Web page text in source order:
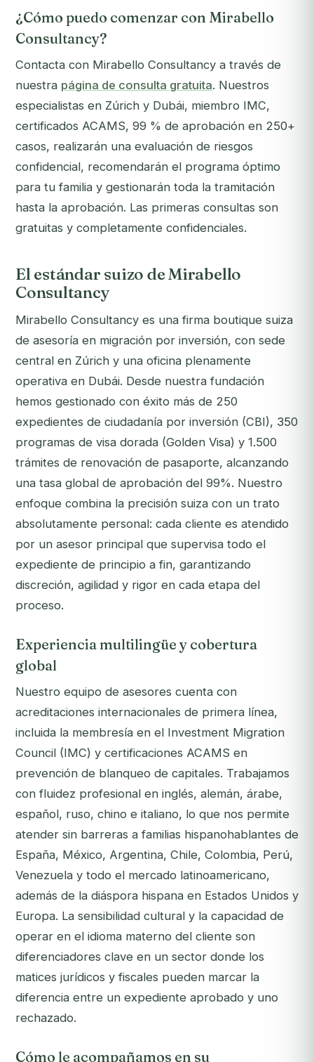
¿Cómo puedo comenzar con Mirabello
Consultancy?
Contacta con Mirabello Consultancy a través de
nuestra página de consulta gratuita. Nuestros
especialistas en Zúrich y Dubái, miembro IMC,
certificados ACAMS, 99 % de aprobación en 250+
casos, realizarán una evaluación de riesgos
confidencial, recomendarán el programa óptimo
para tu familia y gestionarán toda la tramitación
hasta la aprobación. Las primeras consultas son
gratuitas y completamente confidenciales.
El estándar suizo de Mirabello
Consultancy
Mirabello Consultancy es una firma boutique suiza
de asesoría en migración por inversión, con sede
central en Zúrich y una oficina plenamente
operativa en Dubái. Desde nuestra fundación
hemos gestionado con éxito más de 250
expedientes de ciudadanía por inversión (CBI), 350
programas de visa dorada (Golden Visa) y 1.500
trámites de renovación de pasaporte, alcanzando
una tasa global de aprobación del 99%. Nuestro
enfoque combina la precisión suiza con un trato
absolutamente personal: cada cliente es atendido
por un asesor principal que supervisa todo el
expediente de principio a fin, garantizando
discreción, agilidad y rigor en cada etapa del
proceso.
Experiencia multilingüe y cobertura
global
Nuestro equipo de asesores cuenta con
acreditaciones internacionales de primera línea,
incluida la membresía en el Investment Migration
Council (IMC) y certificaciones ACAMS en
prevención de blanqueo de capitales. Trabajamos
con fluidez profesional en inglés, alemán, árabe,
español, ruso, chino e italiano, lo que nos permite
atender sin barreras a familias hispanohablantes de
España, México, Argentina, Chile, Colombia, Perú,
Venezuela y todo el mercado latinoamericano,
además de la diáspora hispana en Estados Unidos y
Europa. La sensibilidad cultural y la capacidad de
operar en el idioma materno del cliente son
diferenciadores clave en un sector donde los
matices jurídicos y fiscales pueden marcar la
diferencia entre un expediente aprobado y uno
rechazado.
Cómo le acompañamos en su